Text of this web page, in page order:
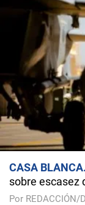
CASA BLANCA
sobre escasez
Por